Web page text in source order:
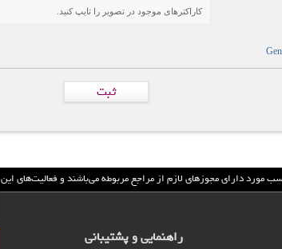
کاراکترهای موجود در تصویر را تایپ کنید.
مورد داراي مجوزهاي لازم از مراجع مربوطه مي‌باشند و فعاليت‌هاي
راهنمایی و پشتیبانی